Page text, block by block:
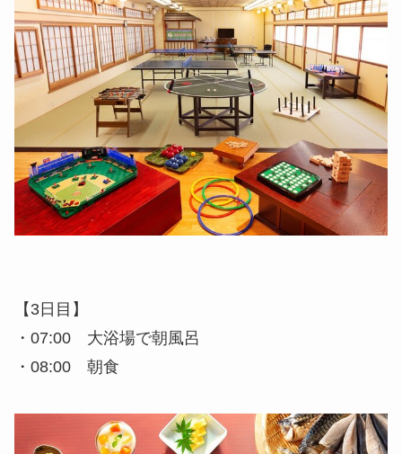
【3日目】
・07:00 大浴場で朝風呂
・08:00 朝食